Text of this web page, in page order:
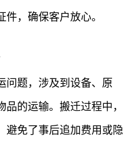
，确保客户放心。
问题，涉及到设备、原
的运输。搬迁过程中，
避免了事后追加费用或隐